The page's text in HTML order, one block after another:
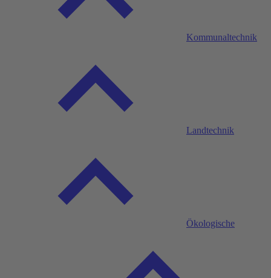
Kommunaltechnik
Landtechnik
Ökologische